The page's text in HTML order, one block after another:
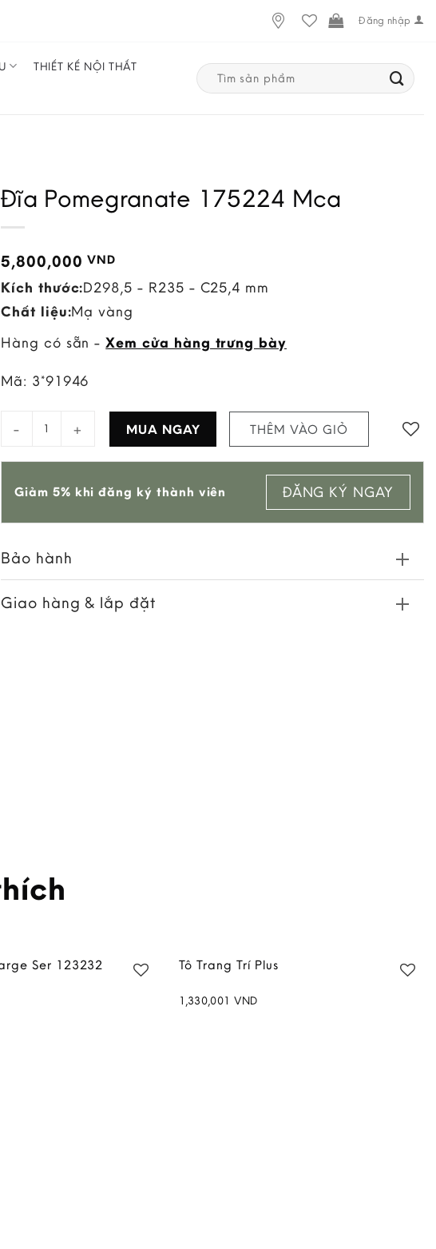
Đăng nhập
THIẾT KẾ NỘI THẤT
Search
for:
Đĩa Pomegranate 175224 Mca
5,800,000VND
Kích thước:D298,5 - R235 - C25,4 mm
Chất liệu:Mạ vàng
Hàng có sẵn -Xem cửa hàng trưng bày
Mã: 3*91946
MUA NGAY THÊM VÀO GIỎ
Add to
wishlist
Giảm 5% khi đăng ký thành viên ĐĂNG KÝ NGAY
Bảo hành
Giao hàng & lắp đặt
Ser 123232
Tô Trang Trí Plus
1,330,001 VND